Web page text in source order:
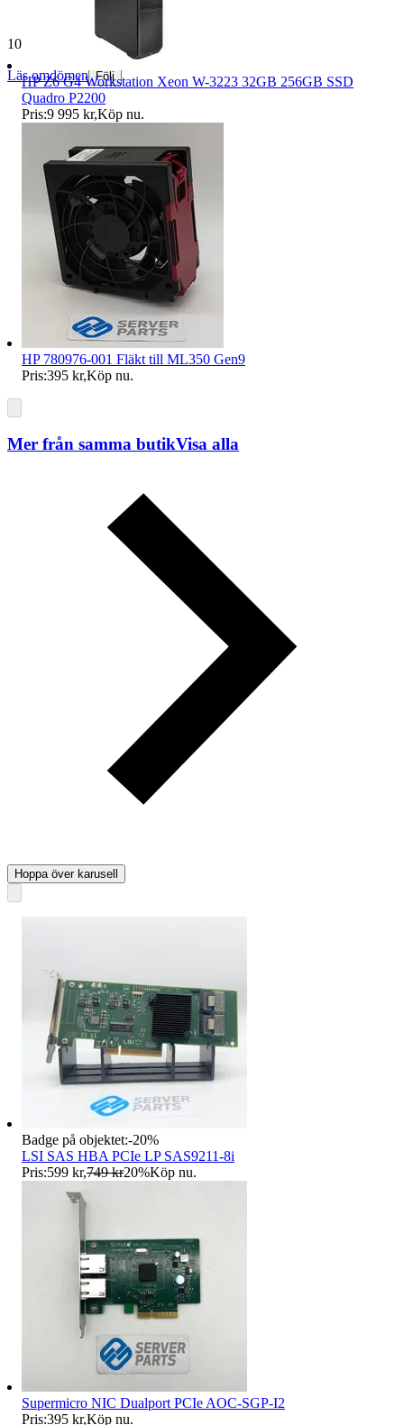
10 205 omdömen
Läs omdömen Följ
HP Z6 G4 Workstation Xeon W-3223 32GB 256GB SSD
Quadro P2200
Pris:9 995 kr,Köp nu.
HP 780976-001 Fläkt till ML350 Gen9
Pris:395 kr,Köp nu.
Mer från samma butikVisa alla
Hoppa över karusell
Badge på objektet:-20%
LSI SAS HBA PCIe LP SAS9211-8i
Pris:599 kr,749 kr20%Köp nu.
Supermicro NIC Dualport PCIe AOC-SGP-I2
Pris:395 kr,Köp nu.